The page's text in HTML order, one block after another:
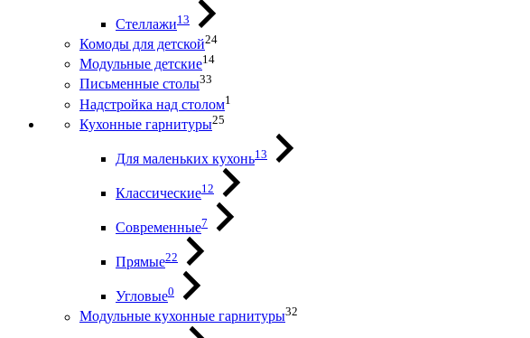
Стеллажи13
Комоды для детской24
Модульные детские14
Письменные столы33
Надстройка над столом1
Кухонные гарнитуры25
Для маленьких кухонь13
Классические12
Современные7
Прямые22
Угловые0
Модульные кухонные гарнитуры32